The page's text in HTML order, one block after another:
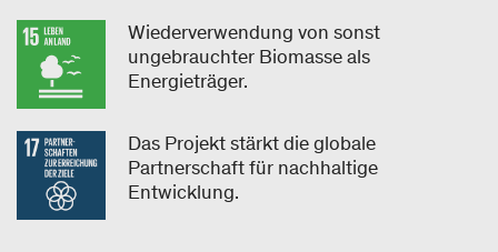
Wiederverwendung von sonst
ungebrauchter Biomasse als
Energieträger.
Das Projekt stärkt die globale
Partnerschaft für nachhaltige
Entwicklung.